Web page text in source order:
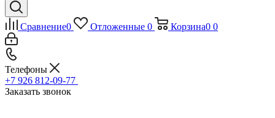
Сравнение0 Отложенные 0 Корзина0 0
Телефоны
+7 926 812-09-77
Заказать звонок